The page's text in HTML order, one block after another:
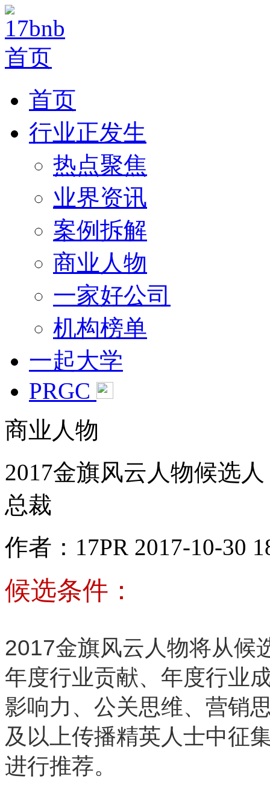
首页
行业正发生
热点聚焦
业界资讯
案例拆解
商业人物
一家好公司
机构榜单
一起大学
PRGC
商业人物
2017金旗风云人物候选
总裁
作者：17PR 2017-10-30
候选条件：
2017金旗风云人物将从候
年度行业贡献、年度行业
影响力、公关思维、营销
及以上传播精英人士中征
进行推荐。